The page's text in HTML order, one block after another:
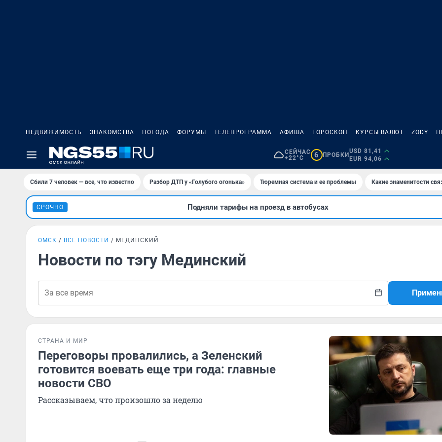
НЕДВИЖИМОСТЬ ЗНАКОМСТВА ПОГОДА ФОРУМЫ ТЕЛЕПРОГРАММА АФИША ГОРОСКОП КУРСЫ ВАЛЮТ ZODY
СЕЙЧАС
+22°C
6 ПРОБКИ
USD 81,41
EUR 94,06
Сбили 7 человек — все, что известно Разбор ДТП у «Голубого огонька» Тюремная система и ее проблемы Какие знаменитости
СРОЧНО Подняли тарифы на проезд в автобусах
ОМСК ВСЕ НОВОСТИ МЕДИНСКИЙ
Новости по тэгу Мединский
СТРАНА И МИР
Переговоры провалились, а Зеленский
готовится воевать еще три года: главные
новости СВО
Рассказываем, что произошло за неделю